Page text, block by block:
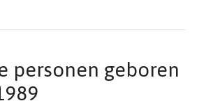
personen geboren